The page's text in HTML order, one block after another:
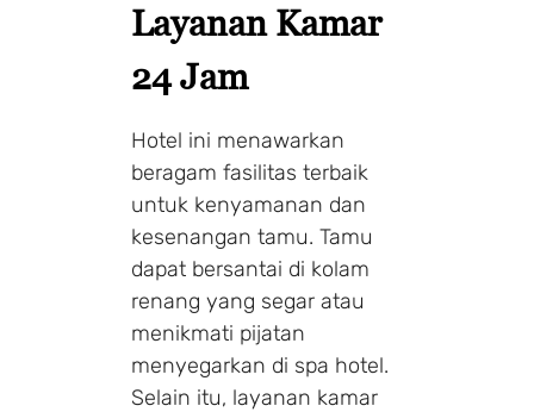
Layanan Kamar
24 Jam
Hotel ini menawarkan
beragam fasilitas terbaik
untuk kenyamanan dan
kesenangan tamu. Tamu
dapat bersantai di kolam
renang yang segar atau
menikmati pijatan
menyegarkan di spa hotel.
Selain itu, layanan kamar